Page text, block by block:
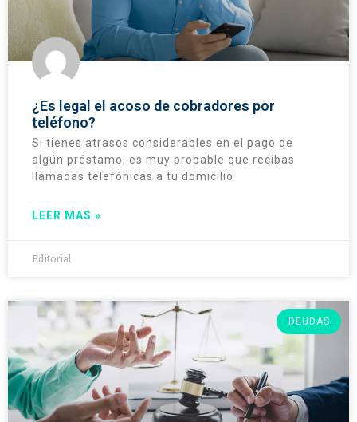
¿Es legal el acoso de cobradores por
teléfono?
Si tienes atrasos considerables en el pago de
algún préstamo, es muy probable que recibas
llamadas telefónicas a tu domicilio
LEER MAS »
Editorial
DEUDAS